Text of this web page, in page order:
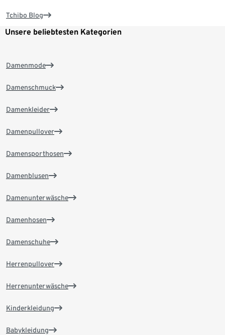
Tchibo Blog
Unsere beliebtesten Kategorien
Damenmode
Damenschmuck
Damenkleider
Damenpullover
Damensporthosen
Damenblusen
Damenunterwäsche
Damenhosen
Damenschuhe
Herrenpullover
Herrenunterwäsche
Kinderkleidung
Babykleidung